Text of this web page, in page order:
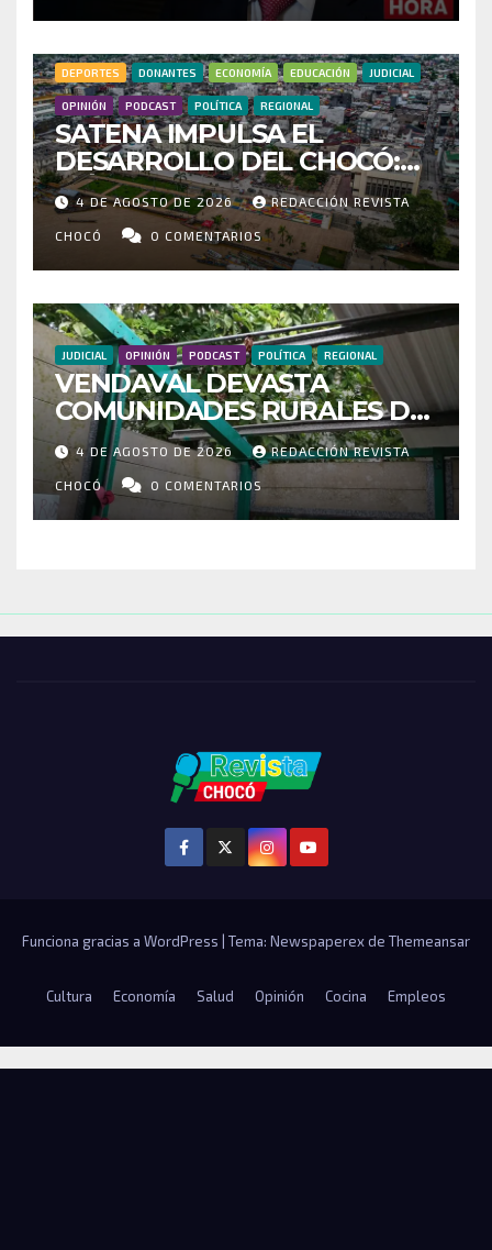
HOSPITAL DE ACANDÍ
DEPORTES DONANTES ECONOMÍA EDUCACIÓN JUDICIAL
OPINIÓN PODCAST POLÍTICA REGIONAL
SATENA IMPULSA EL
DESARROLLO DEL CHOCÓ:
MÁS DE 35 MIL PASAJEROS
MOVILIZADOS Y NUEVAS
RUTAS FORTALECEN LA
CONECTIVIDAD
4 DE AGOSTO DE 2026 REDACCIÓN REVISTA
CHOCÓ 0 COMENTARIOS
JUDICIAL OPINIÓN PODCAST POLÍTICA REGIONAL
VENDAVAL DEVASTA
COMUNIDADES RURALES DE
RIOSUCIO: ESCUELAS,
VIVIENDAS Y CEMENTERIO
ENTRE LOS AFECTADOS
4 DE AGOSTO DE 2026 REDACCIÓN REVISTA
CHOCÓ 0 COMENTARIOS
Funciona gracias a WordPress Tema: Newspaperex de Themeansar
Cultura Economía Salud Opinión Cocina Empleos